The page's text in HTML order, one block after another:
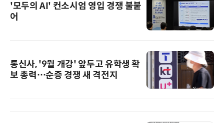
'모두의 AI' 컨소시엄 영입 경쟁 불붙
어
통신사, '9월 개강' 앞두고 유학생 확
보 총력…순증 경쟁 새 격전지